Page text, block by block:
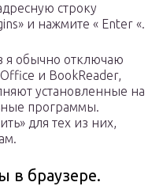
строку
и нажмите « Enter «.
я обычно отключаю
и BookReader,
установленные на
программы.
для тех из них,
в браузере.